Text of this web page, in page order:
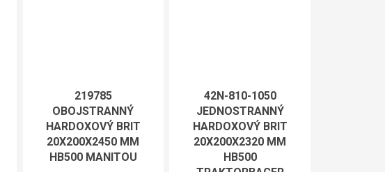
219785
OBOJSTRANNÝ
HARDOXOVÝ BRIT
20X200X2450 MM
HB500 MANITOU
42N-810-1050
JEDNOSTRANNÝ
HARDOXOVÝ BRIT
20X200X2320 MM
HB500